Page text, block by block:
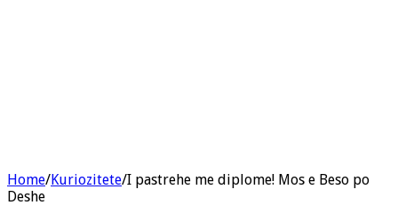
Home/Kuriozitete/I pastrehe me diplome! Mos e Beso po
Deshe